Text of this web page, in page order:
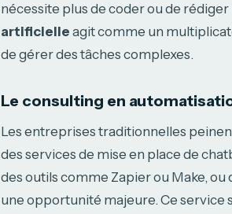
nécessite plus de coder ou de
artificielle agit comme un
de gérer des tâches complexes.
Le consulting en
Les entreprises traditionnelles
des services de mise en place de
des outils comme Zapier ou Make,
une opportunité majeure. Ce service